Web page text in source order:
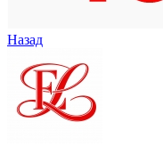
Назад